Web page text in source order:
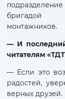
бригадой
монтажников.
— И
читателям «ТДТ
— Если это
радостей,
верных друзей.